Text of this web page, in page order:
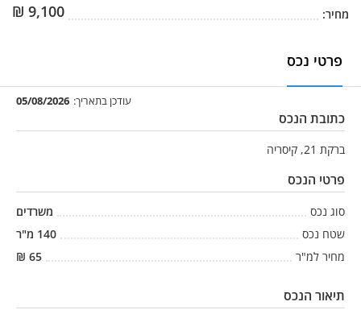
מחיר: 9,100
₪
פרטי נכס
עודכן בתאריך: 05/08/2026
כתובת הנכס
ברקת 21, קיסריה
פרטי הנכס
סוג נכס
משרדים
שטח נכס
140 מ"ר
מחיר למ"ר
65
₪
תיאור הנכס